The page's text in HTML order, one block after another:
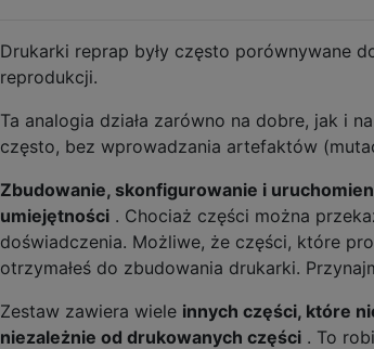
Drukarki reprap były często porównywane
reprodukcji.
Ta analogia działa zarówno na dobre, jak i
często, bez wprowadzania artefaktów
Zbudowanie, skonfigurowanie i
umiejętności . Chociaż części można
doświadczenia. Możliwe, że części, które
otrzymałeś do zbudowania drukarki.
Zestaw zawiera wiele innych części, które
niezależnie od drukowanych części . To